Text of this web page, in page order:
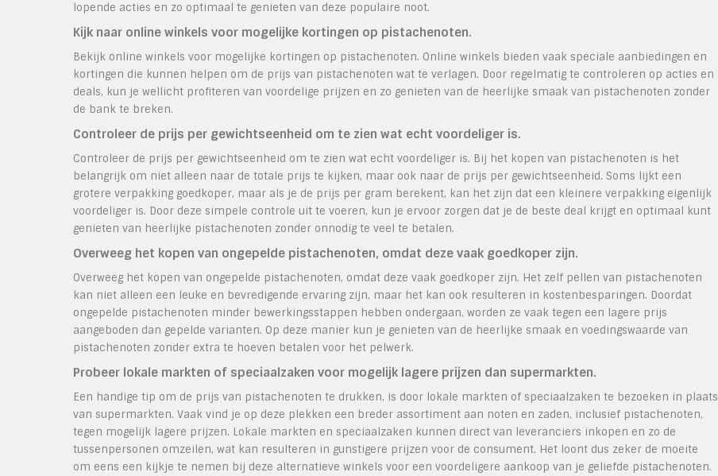
lopende acties en zo optimaal te genieten van deze populaire noot.
Kijk naar online winkels voor mogelijke kortingen op pistachenoten.
Bekijk online winkels voor mogelijke kortingen op pistachenoten. Online winkels bieden vaak speciale aanbiedingen en
kortingen die kunnen helpen om de prijs van pistachenoten wat te verlagen. Door regelmatig te controleren op acties en
deals, kun je wellicht profiteren van voordelige prijzen en zo genieten van de heerlijke smaak van pistachenoten zonder
de bank te breken.
Controleer de prijs per gewichtseenheid om te zien wat echt voordeliger is.
Controleer de prijs per gewichtseenheid om te zien wat echt voordeliger is. Bij het kopen van pistachenoten is het
belangrijk om niet alleen naar de totale prijs te kijken, maar ook naar de prijs per gewichtseenheid. Soms lijkt een
grotere verpakking goedkoper, maar als je de prijs per gram berekent, kan het zijn dat een kleinere verpakking eigenlijk
voordeliger is. Door deze simpele controle uit te voeren, kun je ervoor zorgen dat je de beste deal krijgt en optimaal kunt
genieten van heerlijke pistachenoten zonder onnodig te veel te betalen.
Overweeg het kopen van ongepelde pistachenoten, omdat deze vaak goedkoper zijn.
Overweeg het kopen van ongepelde pistachenoten, omdat deze vaak goedkoper zijn. Het zelf pellen van pistachenoten
kan niet alleen een leuke en bevredigende ervaring zijn, maar het kan ook resulteren in kostenbesparingen. Doordat
ongepelde pistachenoten minder bewerkingsstappen hebben ondergaan, worden ze vaak tegen een lagere prijs
aangeboden dan gepelde varianten. Op deze manier kun je genieten van de heerlijke smaak en voedingswaarde van
pistachenoten zonder extra te hoeven betalen voor het pelwerk.
Probeer lokale markten of speciaalzaken voor mogelijk lagere prijzen dan supermarkten.
Een handige tip om de prijs van pistachenoten te drukken, is door lokale markten of speciaalzaken te bezoeken in plaats
van supermarkten. Vaak vind je op deze plekken een breder assortiment aan noten en zaden, inclusief pistachenoten,
tegen mogelijk lagere prijzen. Lokale markten en speciaalzaken kunnen direct van leveranciers inkopen en zo de
tussenpersonen omzeilen, wat kan resulteren in gunstigere prijzen voor de consument. Het loont dus zeker de moeite
om eens een kijkje te nemen bij deze alternatieve winkels voor een voordeligere aankoop van je geliefde pistachenoten.